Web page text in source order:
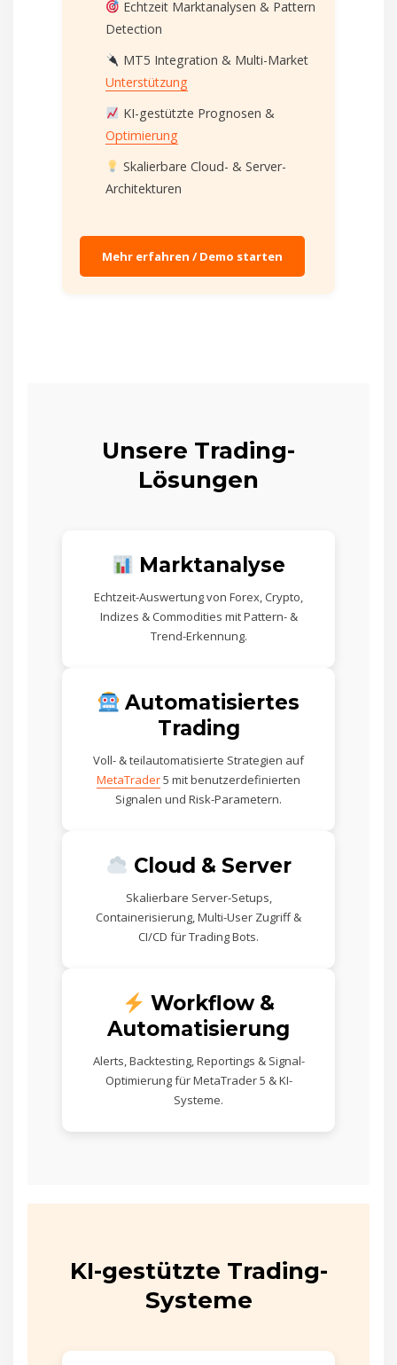
Echtzeit Marktanalysen & Pattern
Detection
MT5 Integration & Multi-Market
Unterstützung
KI-gestützte Prognosen &
Optimierung
Skalierbare Cloud- & Server-
Architekturen
Mehr erfahren / Demo starten
Unsere Trading-
Lösungen
Marktanalyse
Echtzeit-Auswertung von Forex, Crypto,
Indizes & Commodities mit Pattern- &
Trend-Erkennung.
Automatisiertes
Trading
Voll- & teilautomatisierte Strategien auf
MetaTrader5 mit benutzerdefinierten
Signalen und Risk-Parametern.
Cloud & Server
Skalierbare Server-Setups,
Containerisierung, Multi-User Zugriff &
CI/CD für Trading Bots.
Workflow &
Automatisierung
Alerts, Backtesting, Reportings & Signal-
Optimierung für MetaTrader 5 & KI-
Systeme.
KI-gestützte Trading-
Systeme